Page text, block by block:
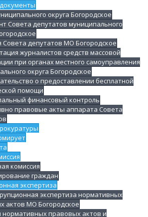
округа Богородское
Совета депутатов муниципального
депутатов МО Богородское
журналистов средств массовой
при органах местного самоуправления
округа Богородское
о предоставлении бесплатной
помощи
финансовый контроль
правовые акты аппарата Совета
комиссия
граждан
экспертиза
экспертиза нормативных
актов МО Богородское
нормативных правовых актов и